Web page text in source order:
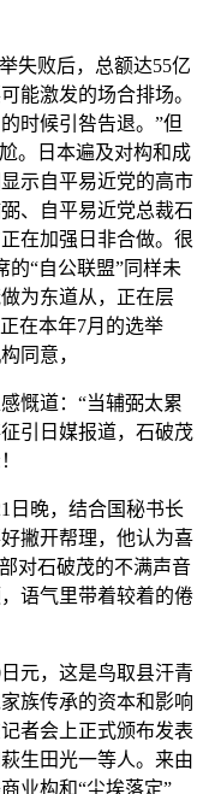
败后，总额达55亿
能激发的场合排场。
时候引咎告退。”但
。日本遍及对构和成
示自平易近党的高市
、自平易近党总裁石
在加强日非合做。很
的“自公联盟”同样未
为东道从，正在层
在本年7月的选举
同意，
慨道：“当辅弼太累
引日媒报道，石破茂
晚，结合国秘书长
撇开帮理，他认为喜
对石破茂的不满声音
语气里带着较着的倦
元，这是鸟取县汗青
族传承的资本和影响
者会上正式颁布发表
生田光一等人。来由
业构和“尘埃落定”